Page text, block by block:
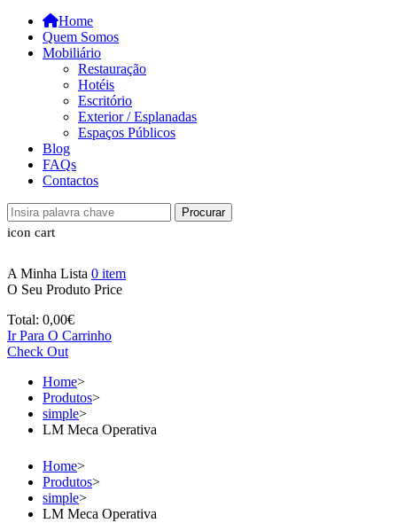
Home
Quem Somos
Mobiliário
Restauração
Hotéis
Escritório
Exterior / Esplanadas
Espaços Públicos
Blog
FAQs
Contactos
Procurar
icon cart
A Minha Lista 0 item
O Seu Produto Price
Total: 0,00€
Ir Para O Carrinho
Check Out
Home>
Produtos>
simple>
LM Meca Operativa
Home>
Produtos>
simple>
LM Meca Operativa